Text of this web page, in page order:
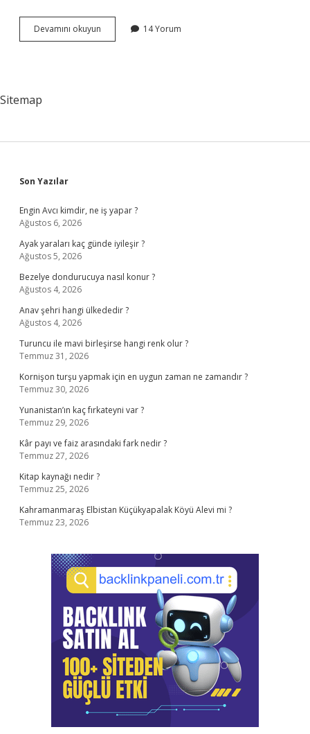
Devamını okuyun Astronomi
ile
14 Yorum
Sitemap
Sidebar
Son Yazılar
Engin Avcı kimdir, ne iş yapar ?
Ağustos 6, 2026
Ayak yaraları kaç günde iyileşir ?
Ağustos 5, 2026
Bezelye dondurucuya nasıl konur ?
Ağustos 4, 2026
Anav şehri hangi ülkededir ?
Ağustos 4, 2026
Turuncu ile mavi birleşirse hangi renk olur ?
Temmuz 31, 2026
Kornişon turşu yapmak için en uygun zaman ne zamandır ?
Temmuz 30, 2026
Yunanistan’ın kaç fırkateyni var ?
Temmuz 29, 2026
Kâr payı ve faiz arasındaki fark nedir ?
Temmuz 27, 2026
Kitap kaynağı nedir ?
Temmuz 25, 2026
Kahramanmaraş Elbistan Küçükyapalak Köyü Alevi mi ?
Temmuz 23, 2026